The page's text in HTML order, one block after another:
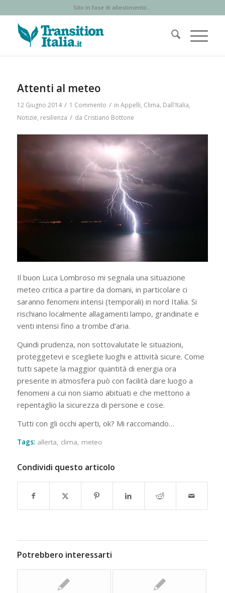
Sito in fase di allestimento...
Attenti al meteo
12 Giugno 2014 / 1 Commento / in Appelli, Clima, Dall'Italia,
Notizie, resilienza / da Cristiano Bottone
Il buon Luca Lombroso mi segnala una situazione
meteo critica a partire da domani, in particolare ci
saranno fenomeni intensi (temporali) in nord Italia. Si
rischiano localmente allagamenti lampo, grandinate e
venti intensi fino a trombe d’aria.
Quindi prudenza, non sottovalutate le situazioni,
proteggetevi e scegliete luoghi e attività sicure. Come
tutti sapete la maggior quantità di energia ora
presente in atmosfera può con facilità dare luogo a
fenomeni a cui non siamo abituati e che mettono a
repentaglio la sicurezza di persone e cose.
Tutti con gli occhi aperti, ok? Mi raccomando…
Tags: allerta, clima, meteo
Condividi questo articolo
Potrebbero interessarti